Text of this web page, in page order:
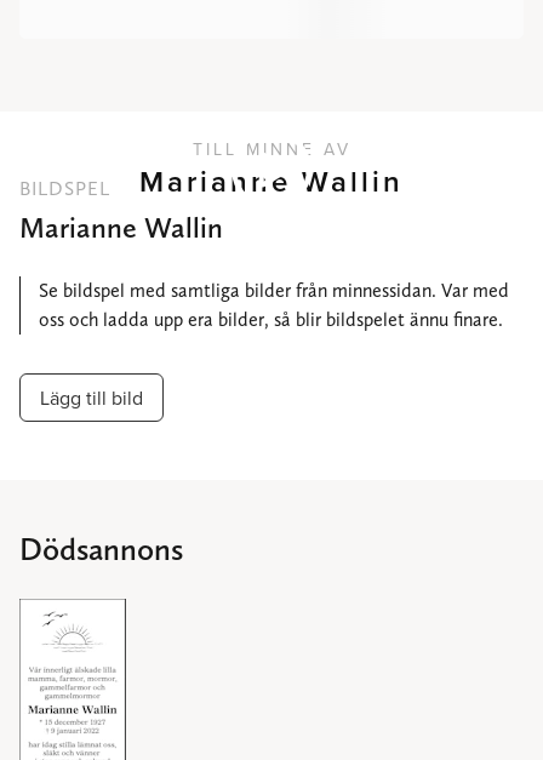
TILL MINNE AV
Marianne Wallin
BILDSPEL
Marianne Wallin
Se bildspel med samtliga bilder från minnessidan. Var med
oss och ladda upp era bilder, så blir bildspelet ännu finare.
Lägg till bild
Dödsannons